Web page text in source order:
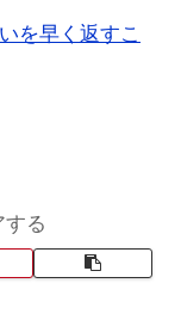
を早く返すこ
る